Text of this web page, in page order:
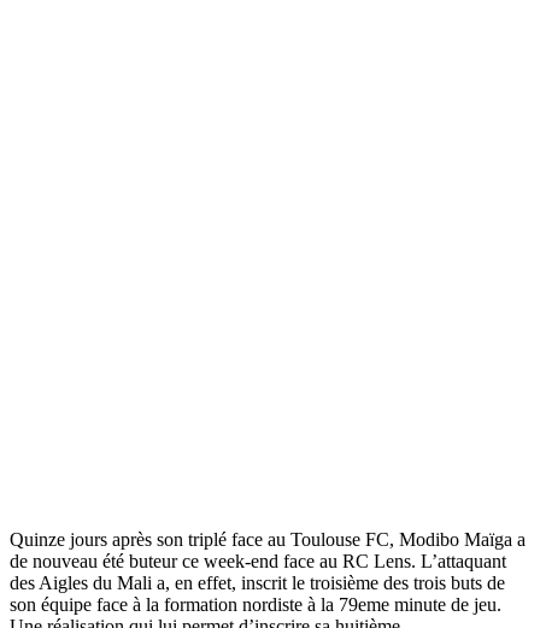
Quinze jours après son triplé face au Toulouse FC, Modibo Maïga a
de nouveau été buteur ce week-end face au RC Lens. L’attaquant
des Aigles du Mali a, en effet, inscrit le troisième des trois buts de
son équipe face à la formation nordiste à la 79eme minute de jeu.